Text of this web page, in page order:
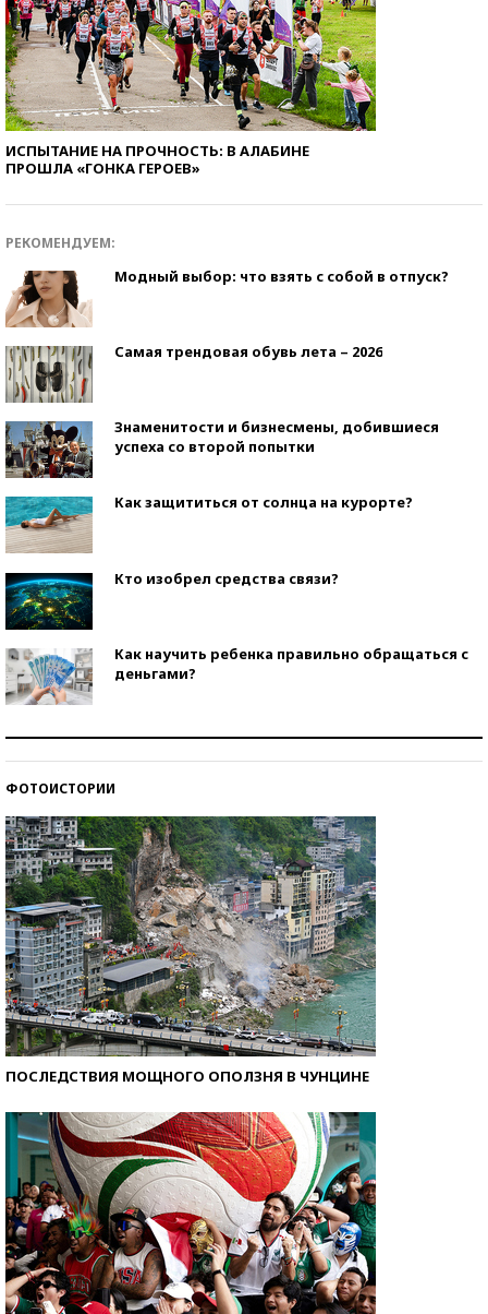
ИСПЫТАНИЕ НА ПРОЧНОСТЬ: В АЛАБИНЕ
ПРОШЛА «ГОНКА ГЕРОЕВ»
РЕКОМЕНДУЕМ:
Модный выбор: что взять с собой в отпуск?
Самая трендовая обувь лета – 2026
Знаменитости и бизнесмены, добившиеся
успеха со второй попытки
Как защититься от солнца на курорте?
Кто изобрел средства связи?
Как научить ребенка правильно обращаться с
деньгами?
ФОТОИСТОРИИ
ПОСЛЕДСТВИЯ МОЩНОГО ОПОЛЗНЯ В ЧУНЦИНЕ